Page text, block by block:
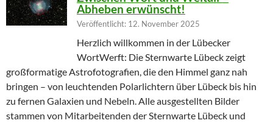
Abheben erwünscht!
Veröffentlicht: 12. November 2025
Herzlich willkommen in der Lübecker
WortWerft: Die Sternwarte Lübeck zeigt
großformatige Astrofotografien, die den Himmel ganz nah
bringen – von leuchtenden Polarlichtern über Lübeck bis hin
zu fernen Galaxien und Nebeln. Alle ausgestellten Bilder
stammen von Mitarbeitenden der Sternwarte Lübeck und